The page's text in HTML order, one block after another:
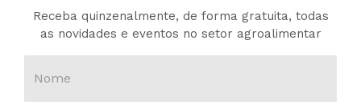
Receba quinzenalmente, de forma gratuita, todas
as novidades e eventos no setor agroalimentar